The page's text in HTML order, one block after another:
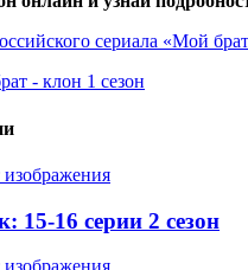
сериала «Мой
- клон 1 сезон
15-16 серии 2 сезон